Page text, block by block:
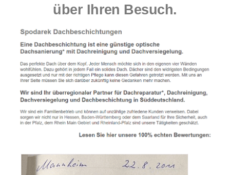
über Ihren Besuch.